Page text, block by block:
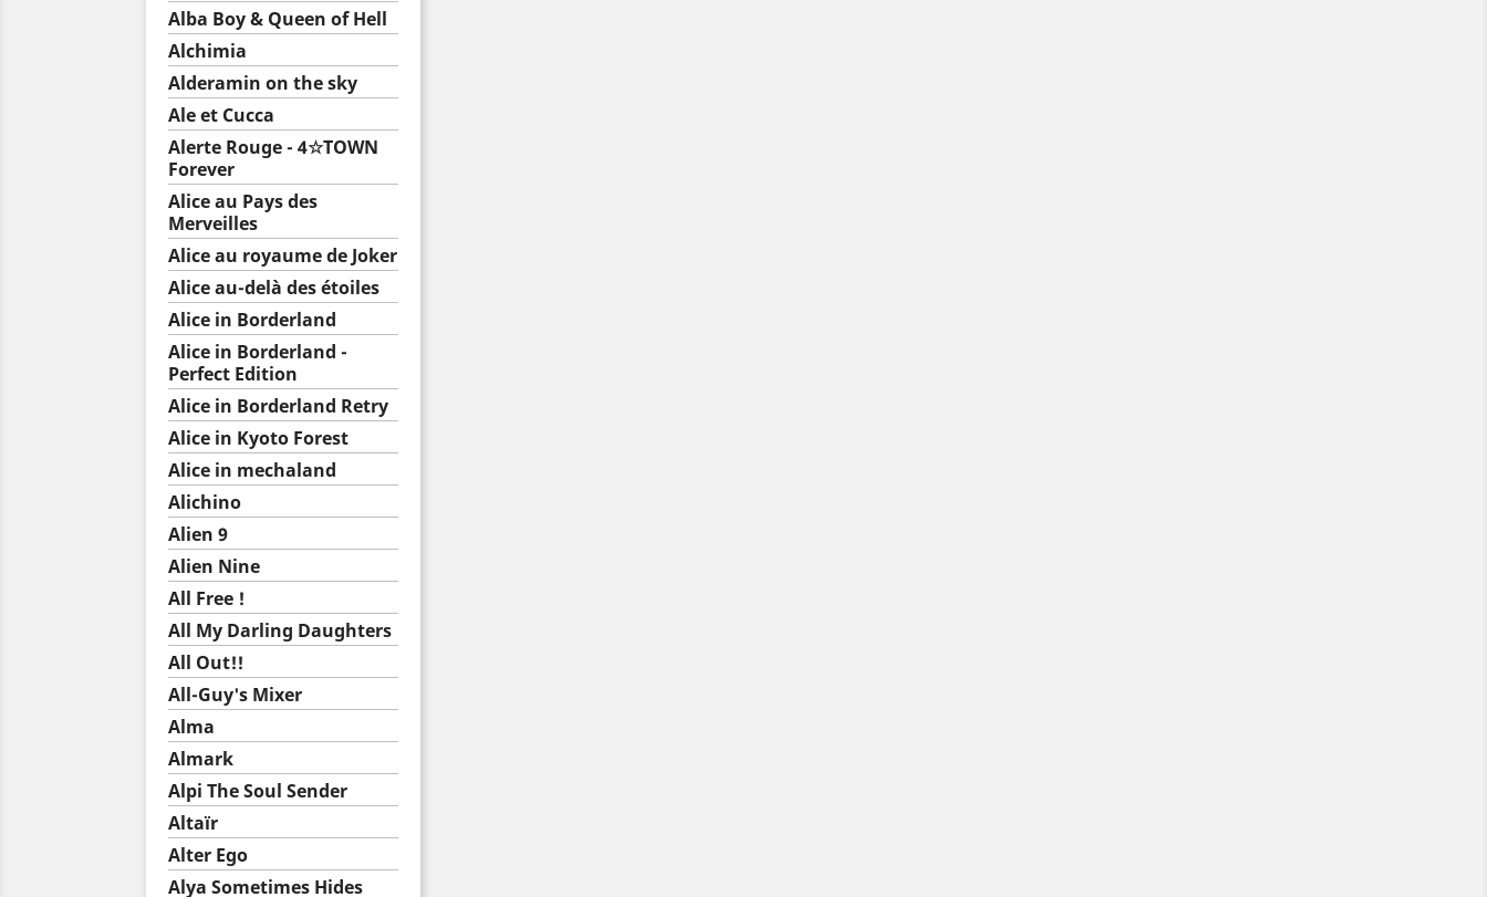
Alba Boy & Queen of Hell
Alchimia
Alderamin on the sky
Ale et Cucca
Alerte Rouge - 4☆TOWN
Forever
Alice au Pays des
Merveilles
Alice au royaume de Joker
Alice au-delà des étoiles
Alice in Borderland
Alice in Borderland -
Perfect Edition
Alice in Borderland Retry
Alice in Kyoto Forest
Alice in mechaland
Alichino
Alien 9
Alien Nine
All Free !
All My Darling Daughters
All Out!!
All-Guy's Mixer
Alma
Almark
Alpi The Soul Sender
Altaïr
Alter Ego
Alya Sometimes Hides